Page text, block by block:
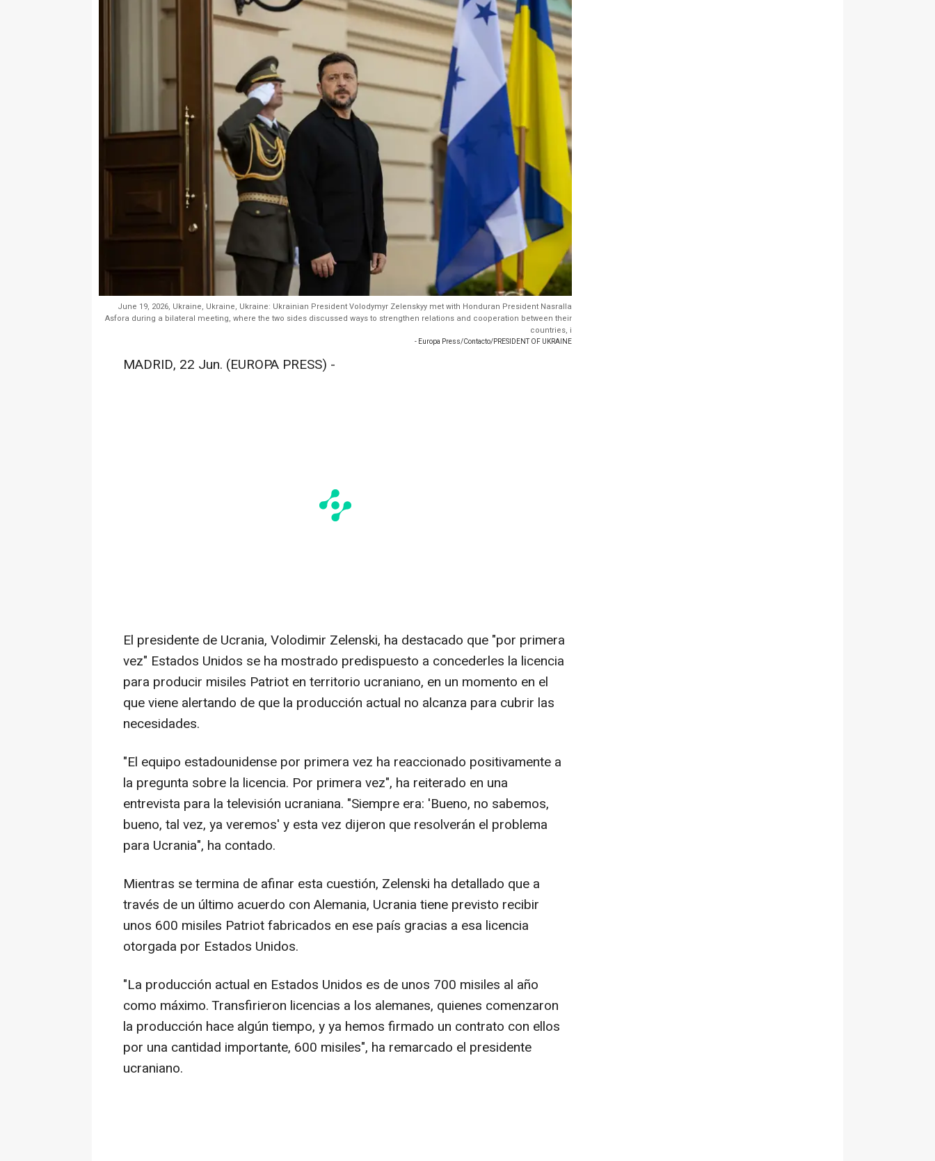
June 19, 2026, Ukraine, Ukraine, Ukraine: Ukrainian President Volodymyr Zelenskyy met with Honduran President Nasralla
Asfora during a bilateral meeting, where the two sides discussed ways to strengthen relations and cooperation between their
countries, i
- Europa Press/Contacto/PRESIDENT OF UKRAINE
MADRID, 22 Jun. (EUROPA PRESS) -
El presidente de Ucrania, Volodimir Zelenski, ha destacado que "por primera
vez" Estados Unidos se ha mostrado predispuesto a concederles la licencia
para producir misiles Patriot en territorio ucraniano, en un momento en el
que viene alertando de que la producción actual no alcanza para cubrir las
necesidades.
"El equipo estadounidense por primera vez ha reaccionado positivamente a
la pregunta sobre la licencia. Por primera vez", ha reiterado en una
entrevista para la televisión ucraniana. "Siempre era: 'Bueno, no sabemos,
bueno, tal vez, ya veremos' y esta vez dijeron que resolverán el problema
para Ucrania", ha contado.
Mientras se termina de afinar esta cuestión, Zelenski ha detallado que a
través de un último acuerdo con Alemania, Ucrania tiene previsto recibir
unos 600 misiles Patriot fabricados en ese país gracias a esa licencia
otorgada por Estados Unidos.
"La producción actual en Estados Unidos es de unos 700 misiles al año
como máximo. Transfirieron licencias a los alemanes, quienes comenzaron
la producción hace algún tiempo, y ya hemos firmado un contrato con ellos
por una cantidad importante, 600 misiles", ha remarcado el presidente
ucraniano.